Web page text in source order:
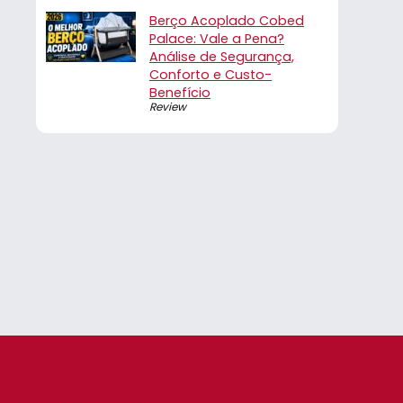
Berço Acoplado Cobed
Palace: Vale a Pena?
Análise de Segurança,
Conforto e Custo-
Benefício
Review